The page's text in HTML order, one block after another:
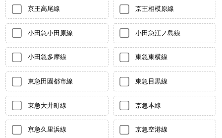
京王高尾線 京王相模原線
小田急小田原線 小田急江ノ島線
小田急多摩線 東急東横線
東急田園都市線 東急目黒線
東急大井町線 京急本線
京急久里浜線 京急空港線